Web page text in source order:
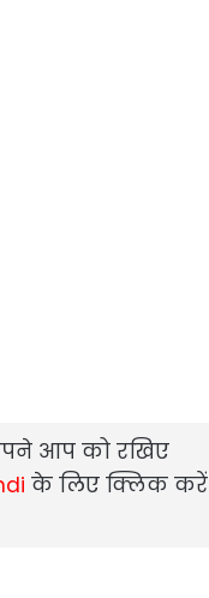
आप को रखिए
के लिए क्लिक करें